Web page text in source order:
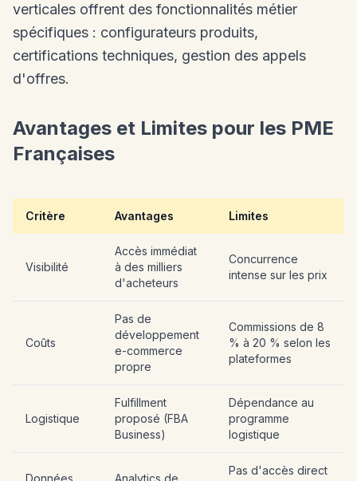
verticales offrent des fonctionnalités métier
spécifiques : configurateurs produits,
certifications techniques, gestion des appels
d'offres.
Avantages et Limites pour les PME
Françaises
Critère Avantages Limites
Visibilité
Accès immédiat
à des milliers
d'acheteurs
Concurrence
intense sur les prix
Coûts
Pas de
développement
e-commerce
propre
Commissions de 8
% à 20 % selon les
plateformes
Logistique
Fulfillment
proposé (FBA
Business)
Dépendance au
programme
logistique
Pas d'accès direct